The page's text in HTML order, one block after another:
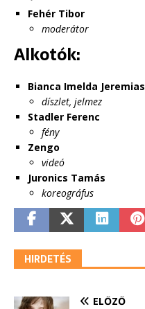
Fehér Tibor
moderátor
Alkotók:
Bianca Imelda Jeremias
díszlet, jelmez
Stadler Ferenc
fény
Zengo
videó
Juronics Tamás
koreográfus
HIRDETÉS
ELŐZŐ